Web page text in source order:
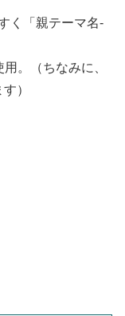
く「親テーマ名-
用。（ちなみに、
）